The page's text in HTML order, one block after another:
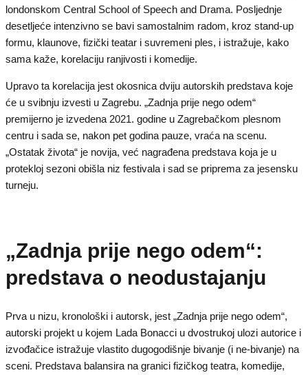
londonskom Central School of Speech and Drama. Posljednje
desetljeće intenzivno se bavi samostalnim radom, kroz stand-up
formu, klaunove, fizički teatar i suvremeni ples, i istražuje, kako
sama kaže, korelaciju ranjivosti i komedije.
Upravo ta korelacija jest okosnica dviju autorskih predstava koje
će u svibnju izvesti u Zagrebu. „Zadnja prije nego odem“
premijerno je izvedena 2021. godine u Zagrebačkom plesnom
centru i sada se, nakon pet godina pauze, vraća na scenu.
„Ostatak života“ je novija, već nagrađena predstava koja je u
protekloj sezoni obišla niz festivala i sad se priprema za jesensku
turneju.
„Zadnja prije nego odem“:
predstava o neodustajanju
Prva u nizu, kronološki i autorsk, jest „Zadnja prije nego odem“,
autorski projekt u kojem Lada Bonacci u dvostrukoj ulozi autorice i
izvođačice istražuje vlastito dugogodišnje bivanje (i ne-bivanje) na
sceni. Predstava balansira na granici fizičkog teatra, komedije,